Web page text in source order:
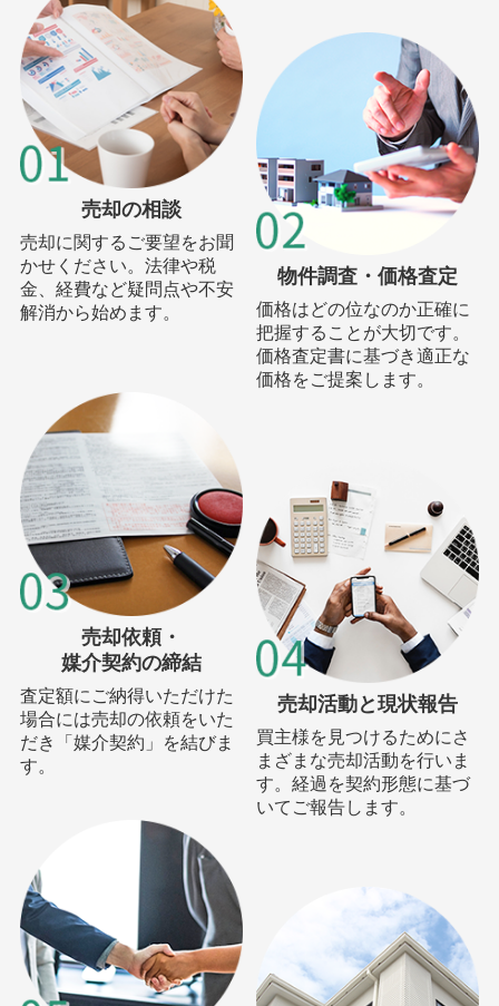
売却の相談
売却に関するご要望をお聞
かせください。法律や税
金、経費など疑問点や不安
解消から始めます。
物件調査・価格査定
価格はどの位なのか正確に
把握することが大切です。
価格査定書に基づき適正な
価格をご提案します。
売却依頼・
媒介契約の締結
査定額にご納得いただけた
場合には売却の依頼をいた
だき「媒介契約」を結びま
す。
売却活動と現状報告
買主様を見つけるためにさ
まざまな売却活動を行いま
す。経過を契約形態に基づ
いてご報告します。